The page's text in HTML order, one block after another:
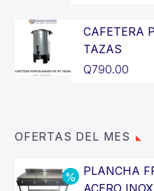
CAFETERA
TAZAS
Q790.00
OFERTAS DEL MES
PLANCHA
ACERO